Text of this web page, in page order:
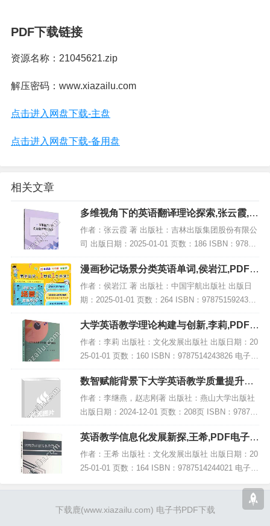
PDF下载链接
资源名称：21045621.zip
解压密码：www.xiazailu.com
点击进入网盘下载-主盘
点击进入网盘下载-备用盘
相关文章
多维视角下的英语翻译理论探索,张云霞,P
DF电子书网盘下载
作者：张云霞 著 出版社：吉林出版集团股份有限公
司 出版日期：2025-01-01 页数：186 ISBN：97875
73157041 电子书大小：239MB [高清扫描版PDF格
式] 内容...
漫画秒记场景分类英语单词,侯岩江,PDF电
子书下载,网盘资源
作者：侯岩江 著 出版社：中国宇航出版社 出版日
期：2025-01-01 页数：264 ISBN：9787515924373
电子书大小：224MB [高清扫描版PDF格式] 内容简
介 在英...
大学英语教学理论构建与创新,李莉,PDF电
子书网盘下载
作者：李莉 出版社：文化发展出版社 出版日期：20
25-01-01 页数：160 ISBN：9787514243826 电子书
大小：187MB [高清扫描版PDF格式] 内容简介 在
《大学英...
数智赋能背景下大学英语教学质量提升研
究,PDF电子书下载
作者：李继燕，赵志刚著 出版社：燕山大学出版社
出版日期：2024-12-01 页数：208页 ISBN：978757
6106619 电子书大小：217MB [高清扫描版PDF格
式] 内容简...
英语教学信息化发展新探,王希,PDF电子书
下载,网盘资源
作者：王希 出版社：文化发展出版社 出版日期：20
25-01-01 页数：164 ISBN：9787514244021 电子书
下载鹿(www.xiazailu.com) 电子书PDF下载